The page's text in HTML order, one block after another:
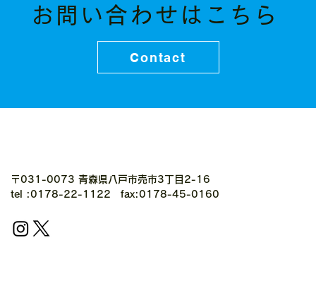
お問い合わせはこちら
Contact
〒031-0073 青森県八戸市売市3丁目2-16
tel :0178-22-1122 fax:0178-45-0160